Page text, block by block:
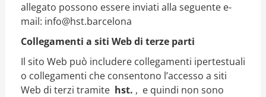
allegato possono essere inviati alla seguente e-
mail: info@hst.barcelona
Collegamenti a siti Web di terze parti
Il sito Web può includere collegamenti ipertestuali
o collegamenti che consentono l’accesso a siti
Web di terzi tramite hst. , e quindi non sono